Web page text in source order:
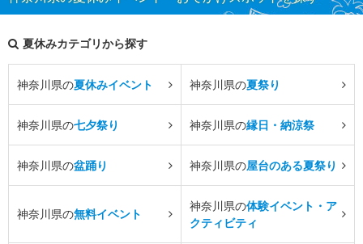
夏休みカテゴリから探す
神奈川県の夏休みイベント 神奈川県の夏祭り
神奈川県の七夕祭り 神奈川県の縁日・納涼祭
神奈川県の盆踊り 神奈川県の屋台のある夏祭り
神奈川県の無料イベント
神奈川県の体験イベント・ア
クティビティ